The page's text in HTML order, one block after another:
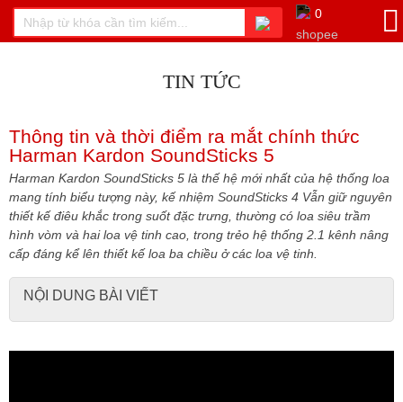
0
TIN TỨC
Thông tin và thời điểm ra mắt chính thức
Harman Kardon SoundSticks 5
Harman Kardon SoundSticks 5 là thế hệ mới nhất của hệ thống loa
mang tính biểu tượng này, kế nhiệm SoundSticks 4 Vẫn giữ nguyên
thiết kế điêu khắc trong suốt đặc trưng, ​​thường có loa siêu trầm
hình vòm và hai loa vệ tinh cao, trong trẻo hệ thống 2.1 kênh nâng
cấp đáng kể lên thiết kế loa ba chiều ở các loa vệ tinh.
NỘI DUNG BÀI VIẾT